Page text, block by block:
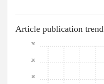
Article publication trend
10
20
30